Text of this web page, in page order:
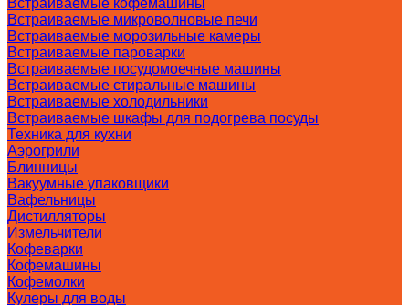
Встраиваемые кофемашины
Встраиваемые микроволновые печи
Встраиваемые морозильные камеры
Встраиваемые пароварки
Встраиваемые посудомоечные машины
Встраиваемые стиральные машины
Встраиваемые холодильники
Встраиваемые шкафы для подогрева посуды
Техника для кухни
Аэрогрили
Блинницы
Вакуумные упаковщики
Вафельницы
Дистилляторы
Измельчители
Кофеварки
Кофемашины
Кофемолки
Кулеры для воды